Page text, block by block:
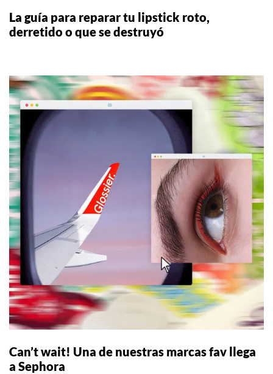
La guía para reparar tu lipstick roto,
derretido o que se destruyó
Can’t wait! Una de nuestras marcas fav llega
a Sephora